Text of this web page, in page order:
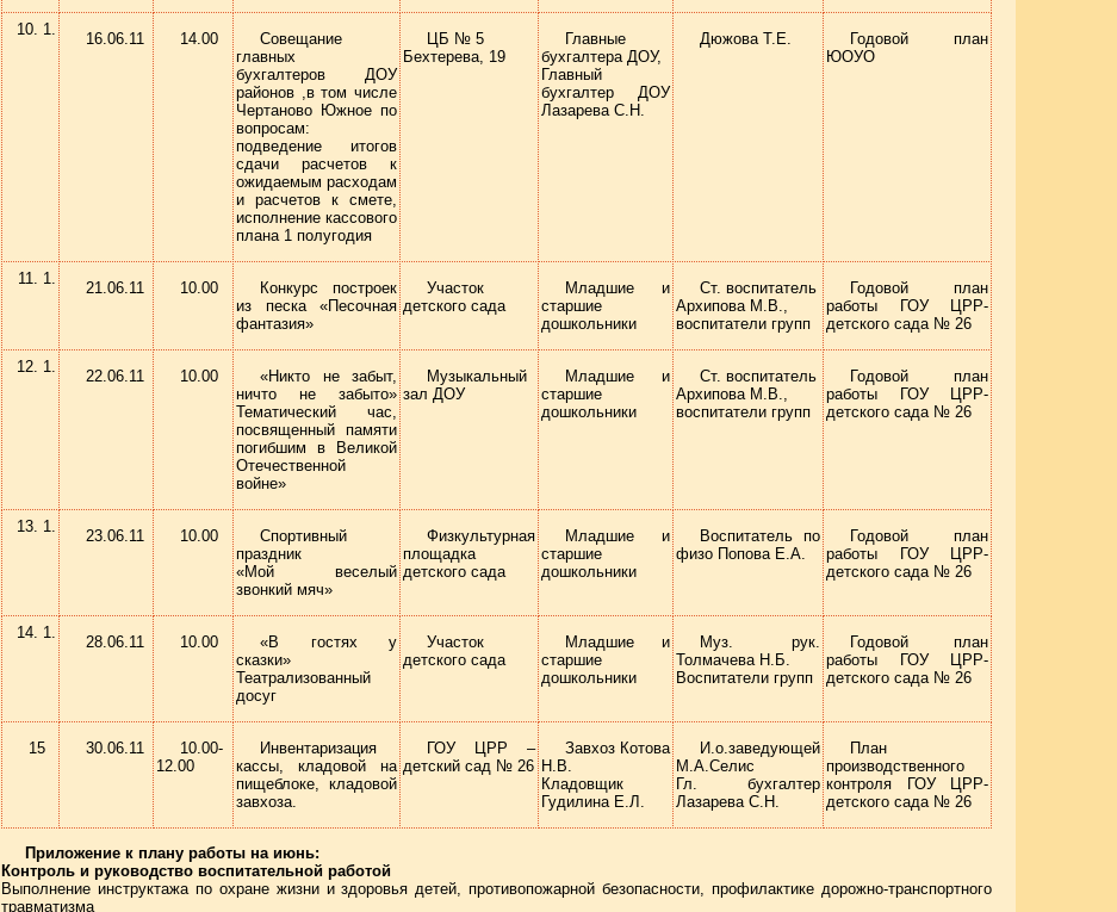
16.06.11 14.00
Совещание
главных
бухгалтеров ДОУ
районов ,в том числе
Чертаново Южное по
вопросам:
подведение итогов
сдачи расчетов к
ожидаемым расходам
и расчетов к смете,
исполнение кассового
плана 1 полугодия
ЦБ № 5
Бехтерева, 19
Главные
бухгалтера ДОУ,
Главный
бухгалтер ДОУ
Лазарева С.Н.
Дюжова Т.Е.
Годовой план
ЮОУО
21.06.11 10.00
Конкурс построек
из песка «Песочная
фантазия»
Участок
детского сада
Младшие и
старшие
дошкольники
Ст. воспитатель
Архипова М.В.,
воспитатели групп
Годовой план
работы ГОУ ЦРР-
детского сада № 26
22.06.11 10.00
«Никто не забыт,
ничто не забыто»
Тематический час,
посвященный памяти
погибшим в Великой
Отечественной
войне»
Музыкальный
зал ДОУ
Младшие и
старшие
дошкольники
Ст. воспитатель
Архипова М.В.,
воспитатели групп
Годовой план
работы ГОУ ЦРР-
детского сада № 26
23.06.11 10.00
Спортивный
праздник
«Мой веселый
звонкий мяч»
Физкультурная
площадка
детского сада
Младшие и
старшие
дошкольники
Воспитатель по
физо Попова Е.А.
Годовой план
работы ГОУ ЦРР-
детского сада № 26
28.06.11 10.00
«В гостях у
сказки»
Театрализованный
досуг
Участок
детского сада
Младшие и
старшие
дошкольники
Муз. рук.
Толмачева Н.Б.
Воспитатели групп
Годовой план
работы ГОУ ЦРР-
детского сада № 26
15 30.06.11
10.00-
12.00
Инвентаризация
кассы, кладовой на
пищеблоке, кладовой
завхоза.
ГОУ ЦРР –
детский сад № 26
Завхоз Котова
Н.В.
Кладовщик
Гудилина Е.Л.
И.о.заведующей
М.А.Селис
Гл. бухгалтер
Лазарева С.Н.
План
производственного
контроля ГОУ ЦРР-
детского сада № 26
Приложение к плану работы на июнь:
Контроль и руководство воспитательной работой
Выполнение инструктажа по охране жизни и здоровья детей, противопожарной безопасности, профилактике дорожно-транспортного
травматизма